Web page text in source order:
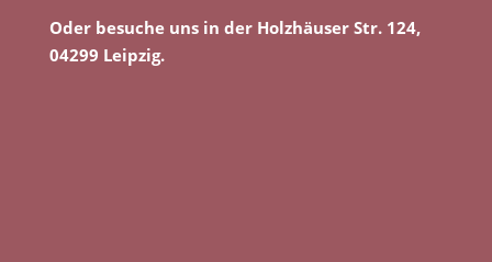
Oder besuche uns in der Holzhäuser Str. 124,
04299 Leipzig.